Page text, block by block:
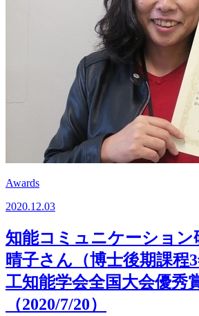
Awards
2020.12.03
知能コミュニケーション
晴子さん（博士後期課程
工知能学会全国大会優秀
（2020/7/20）